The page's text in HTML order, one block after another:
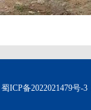
蜀ICP备2022021479号-3